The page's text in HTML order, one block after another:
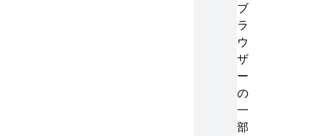
ブ
ラ
ウ
ザ
ー
の
一
部